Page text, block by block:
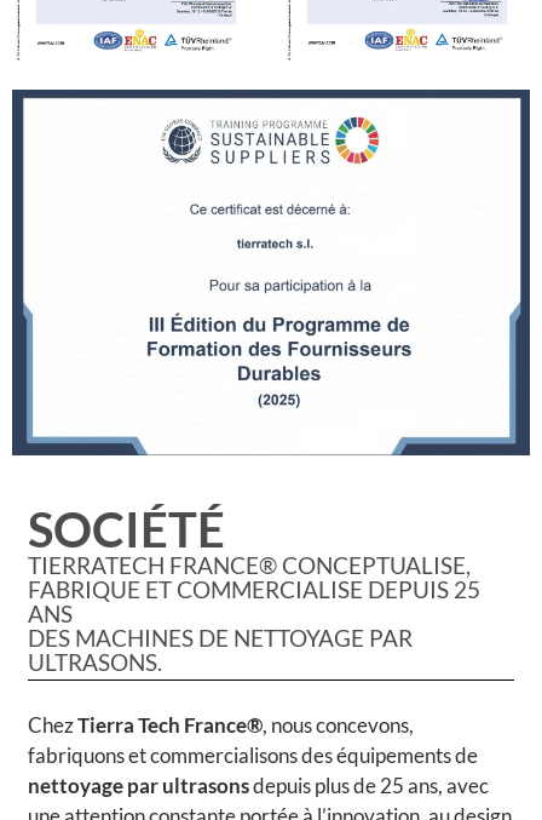
SOCIÉTÉ​
TIERRATECH FRANCE® CONCEPTUALISE,
FABRIQUE ET COMMERCIALISE DEPUIS 25
ANS
DES MACHINES DE NETTOYAGE PAR
ULTRASONS.
ChezTierra Tech France®, nous concevons,
fabriquons et commercialisons des équipements de
nettoyage par ultrasonsdepuis plus de 25 ans, avec